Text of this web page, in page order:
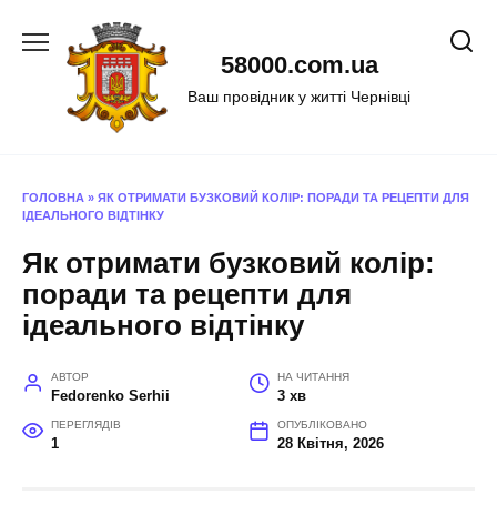
58000.com.ua
Ваш провідник у житті Чернівці
ГОЛОВНА » ЯК ОТРИМАТИ БУЗКОВИЙ КОЛІР: ПОРАДИ ТА РЕЦЕПТИ ДЛЯ
ІДЕАЛЬНОГО ВІДТІНКУ
Як отримати бузковий колір:
поради та рецепти для
ідеального відтінку
АВТОР
Fedorenko Serhii
НА ЧИТАННЯ
3 хв
ПЕРЕГЛЯДІВ
1
ОПУБЛІКОВАНО
28 Квітня, 2026